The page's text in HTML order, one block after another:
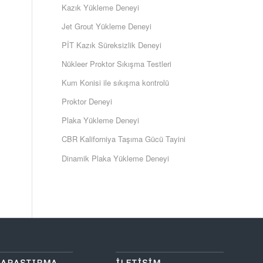
Kazık Yükleme Deneyi
Jet Grout Yükleme Deneyi
PİT Kazık Süreksizlik Deneyi
Nükleer Proktor Sıkışma Testleri
Kum Konisi ile sıkışma kontrolü
Proktor Deneyi
Plaka Yükleme Deneyi
CBR Kaliforniya Taşıma Gücü Tayini
Dinamik Plaka Yükleme Deneyi